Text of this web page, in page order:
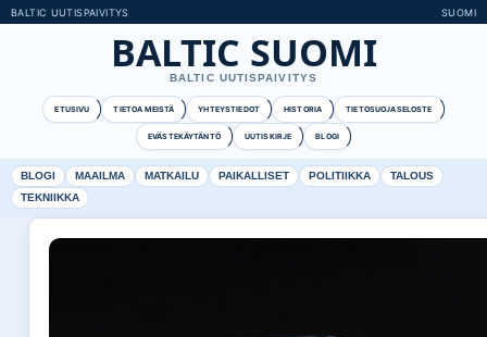
BALTIC UUTISPAIVITYS SUOMI
BALTIC SUOMI
BALTIC UUTISPAIVITYS
ETUSIVU TIETOA MEISTÄ YHTEYSTIEDOT HISTORIA TIETOSUOJASELOSTE
EVÄSTEKÄYTÄNTÖ UUTISKIRJE BLOGI
BLOGI MAAILMA MATKAILU PAIKALLISET POLITIIKKA
TALOUS
TEKNIIKKA